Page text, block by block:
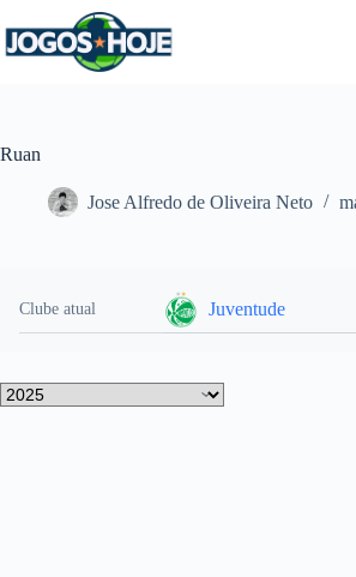
para
o
Ruan
Jose Alfredo de Oliveira Neto
Clube atual Juventude